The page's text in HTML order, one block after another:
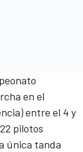
en el
entre el 4 y
pilotos
única tanda